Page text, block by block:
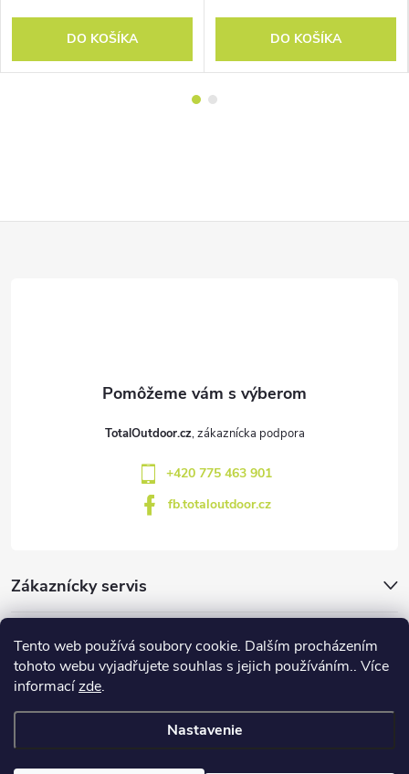
Tento web používá soubory cookie. Dalším procházením
tohoto webu vyjadřujete souhlas s jejich používáním.. Více
informacízde.
Nastavenie
DO KOŠÍKA DO KOŠÍKA
Zákaznícky servis
Značky
Blog
TotalOutdoor.cz
+420 775 463 901
fb.totaloutdoor.cz